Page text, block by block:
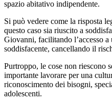
spazio abitativo indipendente.
Si può vedere come la risposta
questo caso sia riuscito a
Giovanni, facilitando l’accesso a
soddisfacente, cancellando il
Purtroppo, le cose non riescono
importante lavorare per una
riconoscimento dei bisogni,
adolescenti.